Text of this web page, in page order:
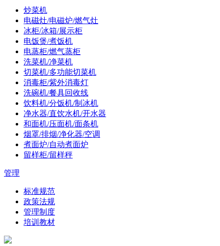
炒菜机
电磁灶/电磁炉/燃气灶
冰柜/冰箱/展示柜
电饭煲/煮饭机
电蒸柜/燃气蒸柜
洗菜机/净菜机
切菜机/多功能切菜机
消毒柜/紫外消毒灯
洗碗机/餐具回收线
饮料机/分饭机/制冰机
净水器/直饮水机/开水器
和面机/压面机/面条机
烟罩/排烟/净化器/空调
煮面炉/自动煮面炉
留样柜/留样秤
管理
标准规范
政策法规
管理制度
培训教材